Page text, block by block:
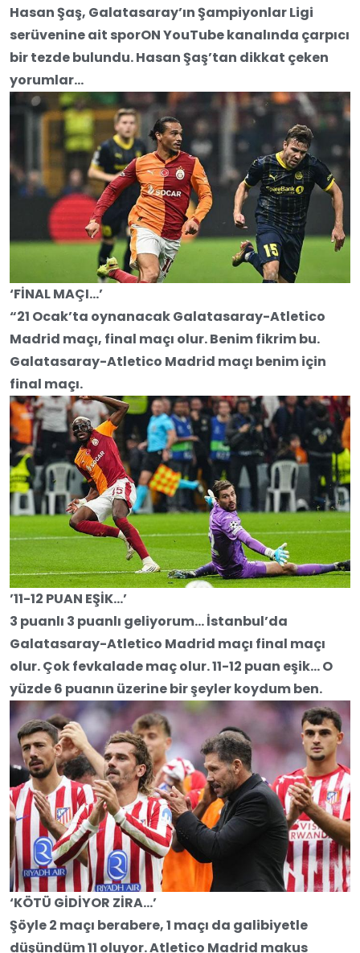
Hasan Şaş, Galatasaray’ın Şampiyonlar Ligi
serüvenine ait sporON YouTube kanalında çarpıcı
bir tezde bulundu. Hasan Şaş’tan dikkat çeken
yorumlar…
‘FİNAL MAÇI…’
“21 Ocak’ta oynanacak Galatasaray-Atletico
Madrid maçı, final maçı olur. Benim fikrim bu.
Galatasaray-Atletico Madrid maçı benim için
final maçı.
’11-12 PUAN EŞİK…’
3 puanlı 3 puanlı geliyorum… İstanbul’da
Galatasaray-Atletico Madrid maçı final maçı
olur. Çok fevkalade maç olur. 11-12 puan eşik… O
yüzde 6 puanın üzerine bir şeyler koydum ben.
‘KÖTÜ GİDİYOR ZİRA…’
Şöyle 2 maçı berabere, 1 maçı da galibiyetle
düşündüm 11 oluyor. Atletico Madrid makus